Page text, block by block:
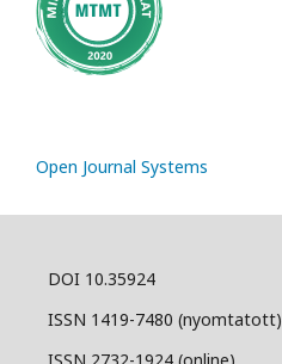
Open Journal Systems
DOI 10.35924
ISSN 1419-7480 (nyomtatott)